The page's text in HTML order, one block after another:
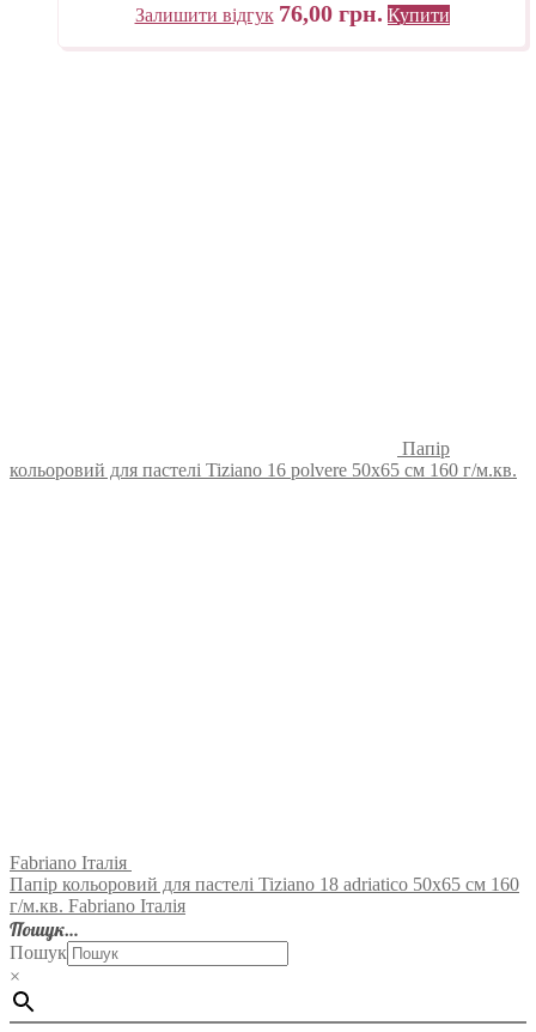
Залишити відгук 76,00 грн. Купити
Папір
кольоровий для пастелі Tiziano 16 polvere 50х65 см 160 г/м.кв.
Fabriano Італія
Папір кольоровий для пастелі Tiziano 18 adriatico 50х65 см 160
г/м.кв. Fabriano Італія
Пошук…
Пошук
×